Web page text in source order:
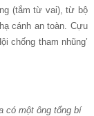
(tắm từ vai), từ bộ
cánh an toàn. Cựu
chống tham nhũng’
có một ông tổng bí